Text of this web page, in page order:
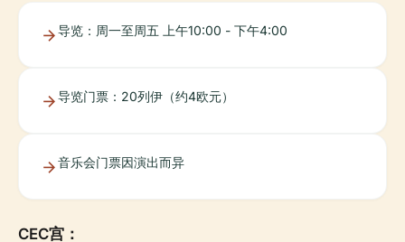
导览：周一至周五 上午10:00 - 下午4:00
导览门票：20列伊（约4欧元）
音乐会门票因演出而异
CEC宫：